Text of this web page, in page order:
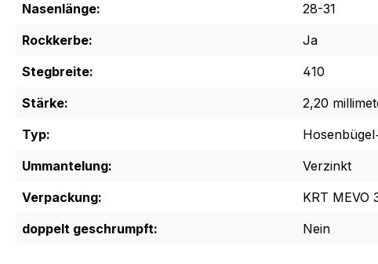
Nasenlänge:
28-31
Rockkerbe:
Ja
Stegbreite:
410
Stärke:
2,20
Typ:
Ummantelung:
Verzinkt
Verpackung:
KRT MEVO
doppelt geschrumpft:
Nein